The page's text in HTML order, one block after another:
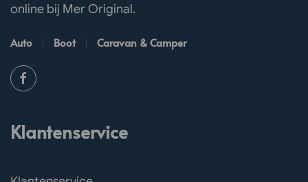
online bij Mer Original.
Auto Boot Caravan & Camper
Klantenservice